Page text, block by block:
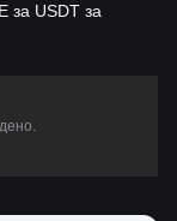
за USDT за